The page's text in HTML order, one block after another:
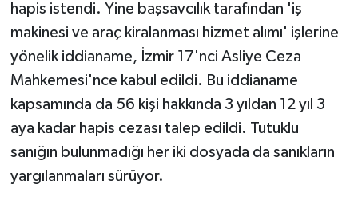
hapis istendi. Yine başsavcılık tarafından 'iş
makinesi ve araç kiralanması hizmet alımı' işlerine
yönelik iddianame, İzmir 17'nci Asliye Ceza
Mahkemesi'nce kabul edildi. Bu iddianame
kapsamında da 56 kişi hakkında 3 yıldan 12 yıl 3
aya kadar hapis cezası talep edildi. Tutuklu
sanığın bulunmadığı her iki dosyada da sanıkların
yargılanmaları sürüyor.